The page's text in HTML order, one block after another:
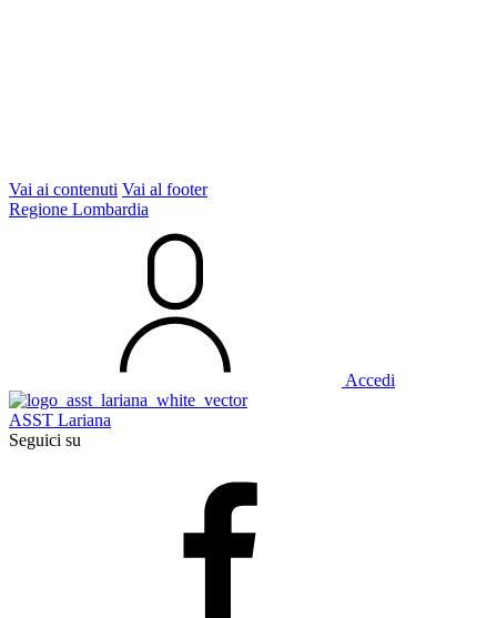
Vai ai contenuti Vai al footer
Regione Lombardia
Accedi
ASST Lariana
Seguici su